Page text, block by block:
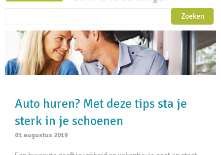
Auto huren? Met deze tips sta je
sterk in je schoenen
01 augustus 2019